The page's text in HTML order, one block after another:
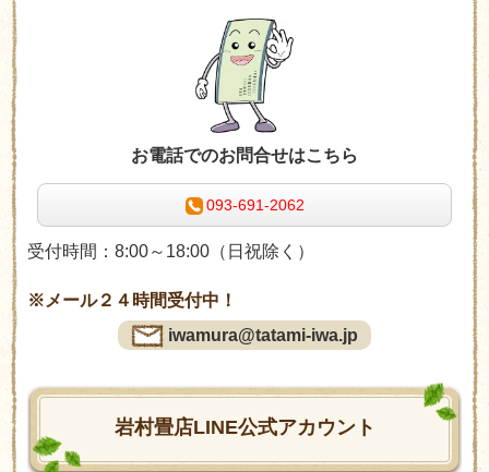
お電話でのお問合せはこちら
093-691-2062
受付時間：8:00～18:00（日祝除く）
※メール２４時間受付中！
iwamura@tatami-iwa.jp
岩村畳店LINE公式アカウント